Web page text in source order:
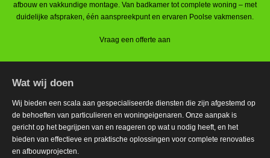
afbouw en vakkundige montage. Van badkamer tot complete woning – met
duidelijke afspraken, één aanspreekpunt en ervaren Poolse vakmensen.
Vraag een offerte aan
Wat wij doen
Wij bieden een scala aan gespecialiseerde diensten die zijn afgestemd op
de behoeften van particulieren en woningeigenaren. Onze aanpak is
gericht op het begrijpen van en reageren op wat u nodig heeft, en het
bieden van effectieve en praktische oplossingen voor complete renovaties
en afbouwprojecten.